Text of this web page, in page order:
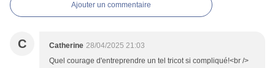
Ajouter un commentaire
C Catherine 28/04/2025 21:03
Quel courage d'entreprendre un tel tricot si compliqué!<br />